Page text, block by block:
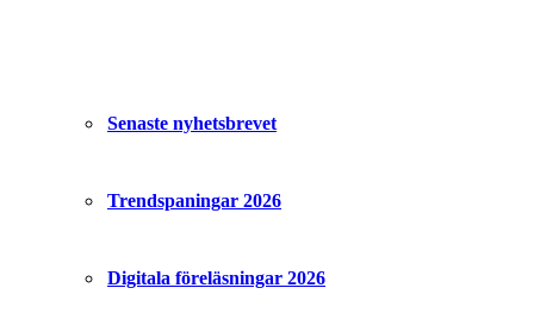
Senaste nyhetsbrevet
Trendspaningar 2026
Digitala föreläsningar 2026